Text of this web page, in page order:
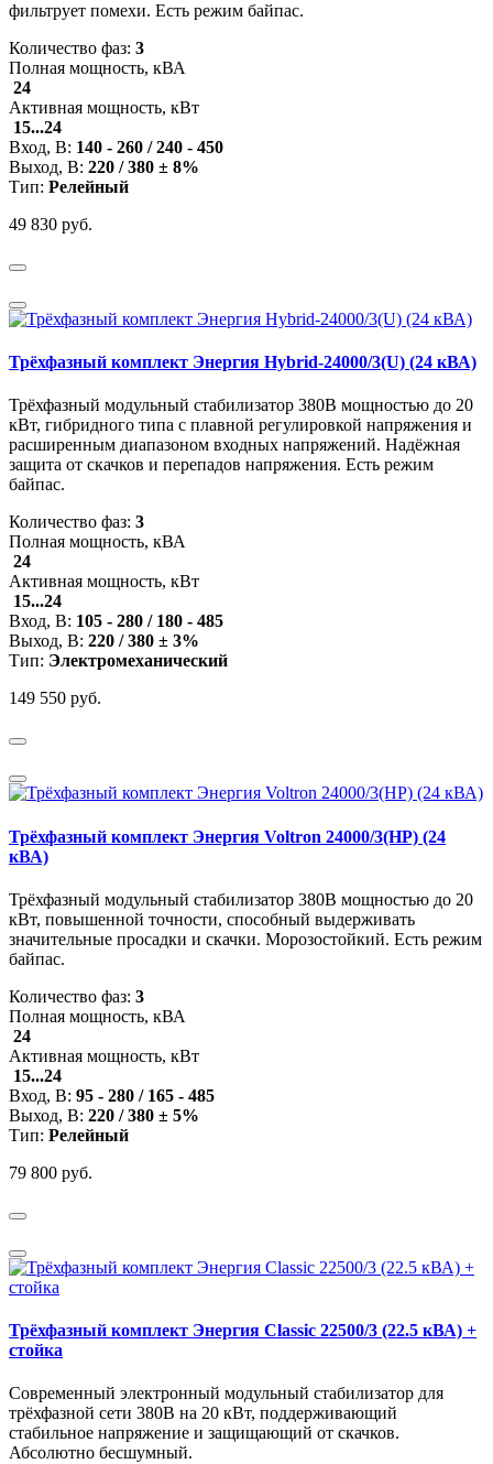
фильтрует помехи. Есть режим байпас.
Количество фаз: 3
Полная мощность, кВА
24
Активная мощность, кВт
15...24
Вход, В: 140 - 260 / 240 - 450
Выход, В: 220 / 380 ± 8%
Тип: Релейный
49 830 руб.
Трёхфазный комплект Энергия Hybrid-24000/3(U) (24 кВА)
Трёхфазный модульный стабилизатор 380В мощностью до 20
кВт, гибридного типа с плавной регулировкой напряжения и
расширенным диапазоном входных напряжений. Надёжная
защита от скачков и перепадов напряжения. Есть режим
байпас.
Количество фаз: 3
Полная мощность, кВА
24
Активная мощность, кВт
15...24
Вход, В: 105 - 280 / 180 - 485
Выход, В: 220 / 380 ± 3%
Тип: Электромеханический
149 550 руб.
Трёхфазный комплект Энергия Voltron 24000/3(HP) (24
кВА)
Трёхфазный модульный стабилизатор 380В мощностью до 20
кВт, повышенной точности, способный выдерживать
значительные просадки и скачки. Морозостойкий. Есть режим
байпас.
Количество фаз: 3
Полная мощность, кВА
24
Активная мощность, кВт
15...24
Вход, В: 95 - 280 / 165 - 485
Выход, В: 220 / 380 ± 5%
Тип: Релейный
79 800 руб.
Трёхфазный комплект Энергия Classic 22500/3 (22.5 кВА) +
стойка
Современный электронный модульный стабилизатор для
трёхфазной сети 380В на 20 кВт, поддерживающий
стабильное напряжение и защищающий от скачков.
Абсолютно бесшумный.